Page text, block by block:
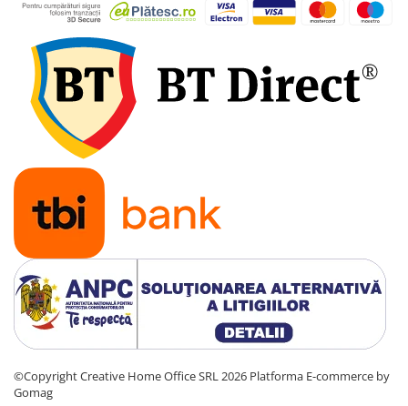
©Copyright Creative Home Office SRL 2026 Platforma E-commerce by
Gomag